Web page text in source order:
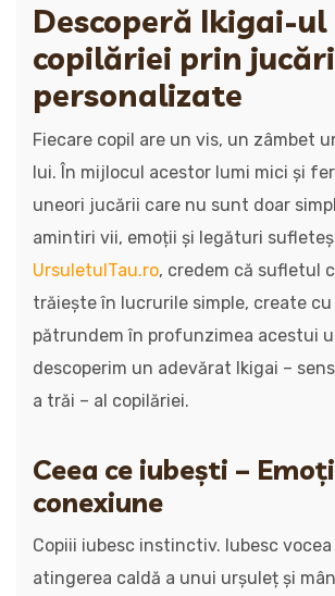
Descoperă Ikigai-ul
copilăriei prin
personalizate
Fiecare copil are un vis, un zâmbet
lui. În mijlocul acestor lumi mici și
uneori jucării care nu sunt doar
amintiri vii, emoții și legături
UrsuletulTau.ro, credem că sufletul
trăiește în lucrurile simple, create cu
pătrundem în profunzimea acestui
descoperim un adevărat Ikigai –
a trăi – al copilăriei.
Ceea ce iubești –
conexiune
Copiii iubesc instinctiv. Iubesc vocea
atingerea caldă a unui urșuleț și